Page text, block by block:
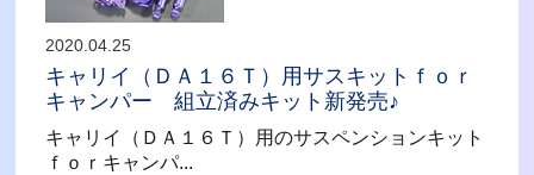
2020.04.25
キャリイ（ＤＡ１６Ｔ）用サスキットｆｏｒ
キャンパー 組立済みキット新発売♪
キャリイ（ＤＡ１６Ｔ）用のサスペンションキット
ｆｏｒキャンパ...